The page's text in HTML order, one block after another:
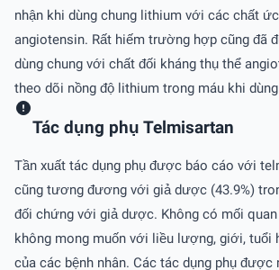
nhận khi dùng chung lithium với các chất
angiotensin. Rất hiếm trường hợp cũng đã
dùng chung với chất đối kháng thụ thể
theo dõi nồng độ lithium trong máu khi
Tác dụng phụ Telmisartan
Tần xuất tác dụng phụ được báo cáo với
cũng tương đương với giả dược (43.9%)
đối chứng với giả dược. Không có mối
không mong muốn với liều lượng, giới, tuổi
của các bệnh nhân. Các tác dụng phụ được